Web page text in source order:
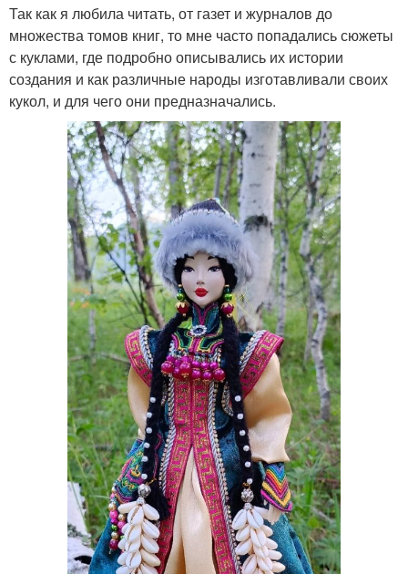
Так как я любила читать, от газет и журналов до
множества томов книг, то мне часто попадались сюжеты
с куклами, где подробно описывались их истории
создания и как различные народы изготавливали своих
кукол, и для чего они предназначались.